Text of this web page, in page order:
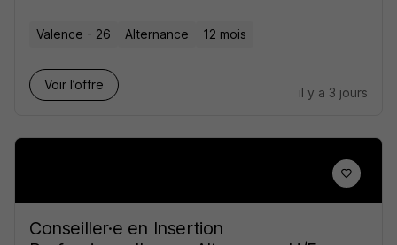
Valence - 26 Alternance 12 mois
Voir l’offre
il y a 3 jours
Conseiller·e en Insertion